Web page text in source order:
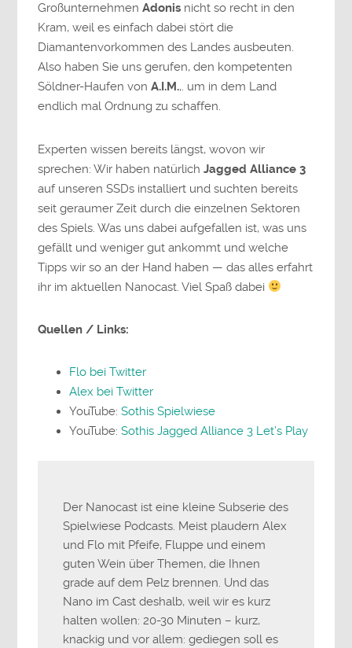
GroßunternehmenAdonis nicht so recht in den
Kram, weil es einfach dabei stört die
Diamantenvorkommen des Landes ausbeuten.
Also haben Sie uns gerufen, den kompetenten
Söldner-Haufen vonA.I.M.,. um in dem Land
endlich mal Ordnung zu schaffen.
Experten wissen bereits längst, wovon wir
sprechen: Wir haben natürlichJagged Alliance 3
auf unseren SSDs installiert und suchten bereits
seit geraumer Zeit durch die einzelnen Sektoren
des Spiels. Was uns dabei aufgefallen ist, was uns
gefällt und weniger gut ankommt und welche
Tipps wir so an der Hand haben — das alles erfahrt
ihr im aktuellen Nanocast. Viel Spaß dabei
Quellen / Links:
Flo bei Twitter
Alex bei Twitter
YouTube:Sothis Spielwiese
YouTube:Sothis Jagged Alliance 3 Let’s Play
Der Nanocast ist eine kleine Subserie des
Spielwiese Podcasts. Meist plaudern Alex
und Flo mit Pfeife, Fluppe und einem
guten Wein über Themen, die Ihnen
grade auf dem Pelz brennen. Und das
Nano im Cast deshalb, weil wir es kurz
halten wollen: 20-30 Minuten – kurz,
knackig und vor allem: gediegen soll es